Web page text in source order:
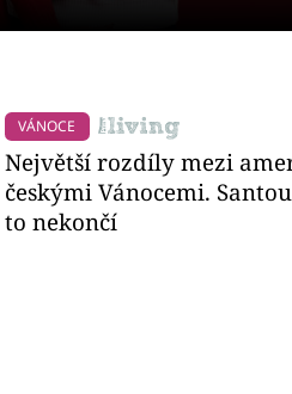
VÁNOCE
Největší rozdíly mezi
českými Vánocemi.
to nekončí